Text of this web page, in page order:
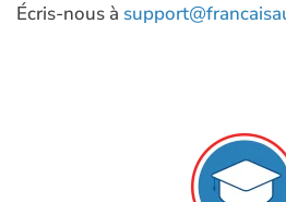
Écris-nous à